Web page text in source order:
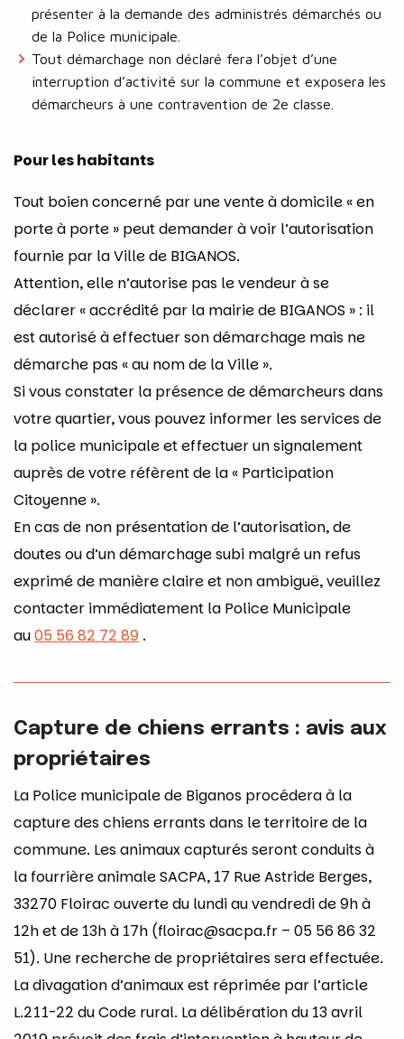
présenter à la demande des administrés démarchés ou
de la Police municipale.
Tout démarchage non déclaré fera l’objet d’une
interruption d’activité sur la commune et exposera les
démarcheurs à une contravention de 2e classe.
Pour les habitants
Tout boien concerné par une vente à domicile « en
porte à porte » peut demander à voir l’autorisation
fournie par la Ville de BIGANOS.
Attention, elle n’autorise pas le vendeur à se
déclarer « accrédité par la mairie de BIGANOS » : il
est autorisé à effectuer son démarchage mais ne
démarche pas « au nom de la Ville ».
Si vous constater la présence de démarcheurs dans
votre quartier, vous pouvez informer les services de
la police municipale et effectuer un signalement
auprès de votre réfèrent de la « Participation
Citoyenne ».
En cas de non présentation de l’autorisation, de
doutes ou d’un démarchage subi malgré un refus
exprimé de manière claire et non ambiguë, veuillez
contacter immédiatement la Police Municipale
au05 56 82 72 89 .
Capture de chiens errants : avis aux
propriétaires
La Police municipale de Biganos procédera à la
capture des chiens errants dans le territoire de la
commune. Les animaux capturés seront conduits à
la fourrière animale SACPA, 17 Rue Astride Berges,
33270 Floirac ouverte du lundi au vendredi de 9h à
12h et de 13h à 17h (floirac@sacpa.fr – 05 56 86 32
51). Une recherche de propriétaires sera effectuée.
La divagation d’animaux est réprimée par l’article
L.211-22 du Code rural. La délibération du 13 avril